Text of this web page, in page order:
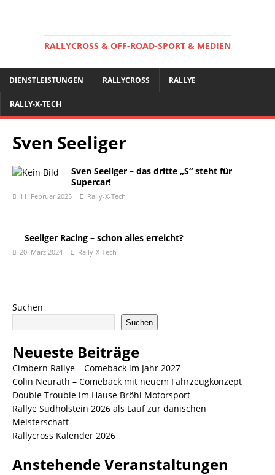
RALLYCROSS & OFF-ROAD-SPORT & MEDIEN
DIENSTLEISTUNGEN RALLYCROSS RALLYE
RALLY-X-TECH
Sven Seeliger
Sven Seeliger – das dritte „S“ steht für
Supercar!
11. Februar 2025 Rally-X-Tech
Seeliger Racing – schon alles erreicht?
20. März 2024 Rally-X-Tech
Suchen
Suchen
Neueste Beiträge
Cimbern Rallye – Comeback im Jahr 2027
Colin Neurath – Comeback mit neuem Fahrzeugkonzept
Double Trouble im Hause Bröhl Motorsport
Rallye Südholstein 2026 als Lauf zur dänischen
Meisterschaft
Rallycross Kalender 2026
Anstehende Veranstaltungen